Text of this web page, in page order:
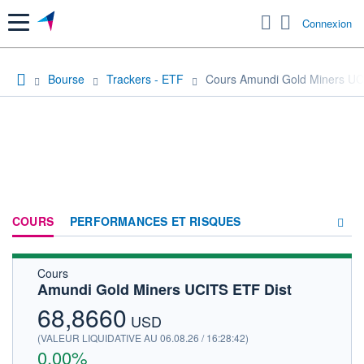
Menu Connexion
Bourse Trackers - ETF Cours Amundi Gold Miners
COURS PERFORMANCES ET RISQUES
FORUM
Cours
Amundi Gold Miners UCITS ETF Dist
68,8660 USD
(VALEUR LIQUIDATIVE AU 06.08.26 / 16:28:42)
0,00%